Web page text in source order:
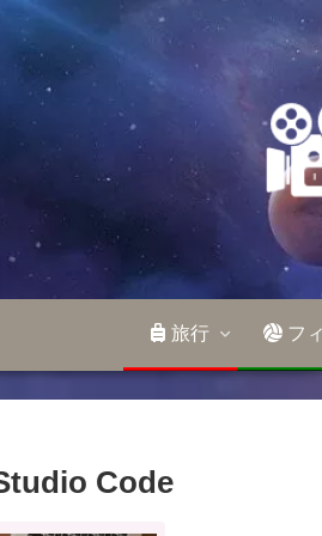
旅行 フ
Code